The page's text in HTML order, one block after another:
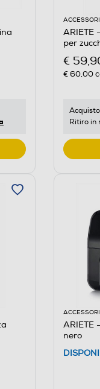
ACCESSORI
ARIETE
per
€
€ 60,00
Ritiro in
ACCESSORI
nero